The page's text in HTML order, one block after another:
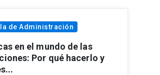
de Administración
en el mundo de las
Por qué hacerlo y